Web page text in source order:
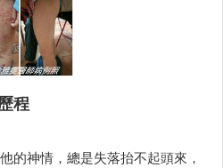
程
的神情，總是失落抬不起頭來，